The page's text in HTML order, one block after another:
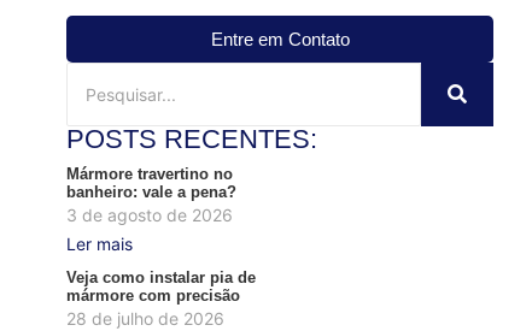
Entre em Contato
POSTS RECENTES:
Mármore travertino no
banheiro: vale a pena?
3 de agosto de 2026
Ler mais
Veja como instalar pia de
mármore com precisão
28 de julho de 2026